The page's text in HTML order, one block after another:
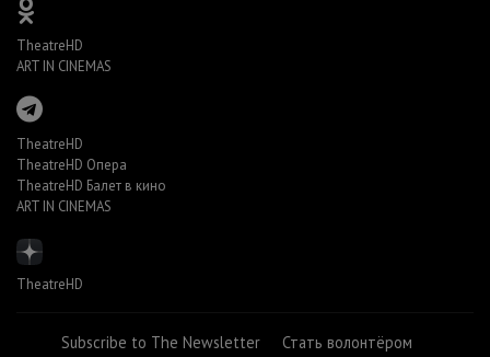
TheatreHD
ART IN CINEMAS
TheatreHD
TheatreHD Опера
TheatreHD Балет в кино
ART IN CINEMAS
TheatreHD
Subscribe to The Newsletter
Стать волонтёром